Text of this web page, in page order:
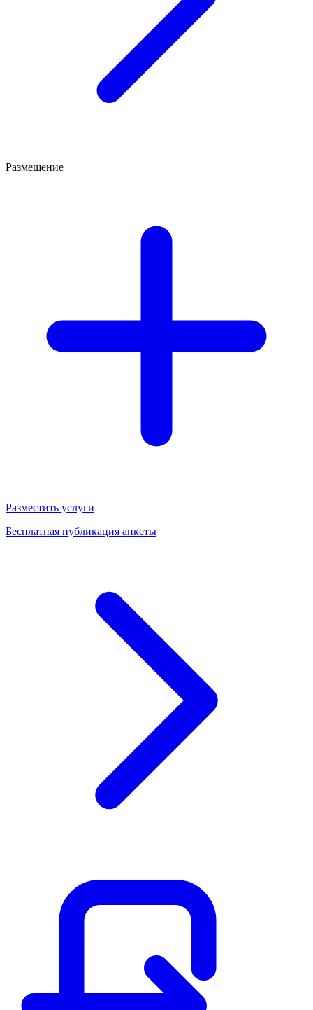
Размещение
Разместить услуги
Бесплатная публикация анкеты